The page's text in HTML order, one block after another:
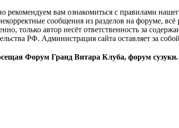
рекомендуем вам ознакомиться с правилами
сообщения из разделов на форуме,
только автор несёт ответственность за
РФ. Администрация сайта оставляет за
Форум Гранд Витара Клуба, форум сузуки.